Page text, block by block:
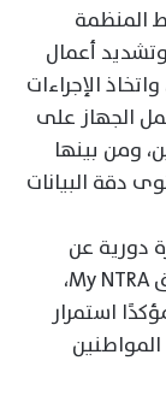
المنظمة
أعمال
الإجراءات
الجهاز على
ومن بينها
دقة البيانات
دورية عن
الأرقام المسجلة بأسمائهم من خلال تطبيق My NTRA،
استمرار